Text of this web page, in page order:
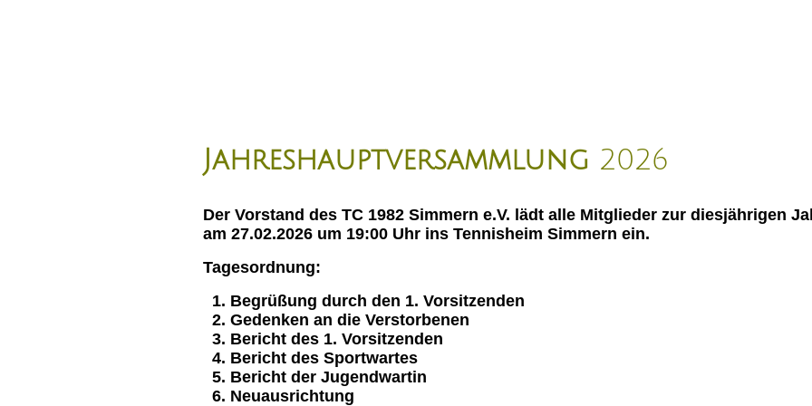
Jahreshauptversammlung 2026
Der Vorstand des TC 1982 Simmern e.V. lädt alle Mitglieder zur diesjährigen
am 27.02.2026 um 19:00 Uhr ins Tennisheim Simmern ein.
Tagesordnung:
1. Begrüßung durch den 1. Vorsitzenden
2. Gedenken an die Verstorbenen
3. Bericht des 1. Vorsitzenden
4. Bericht des
5. Bericht der Jugendwartin
6.